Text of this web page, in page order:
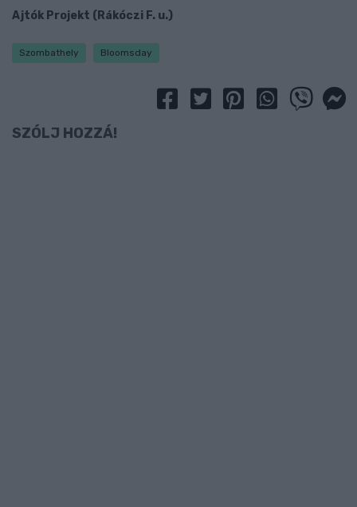
Ajtók Projekt (Rákóczi F. u.)
Szombathely Bloomsday
SZÓLJ HOZZÁ!